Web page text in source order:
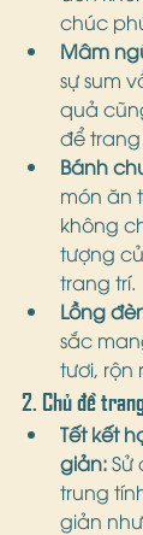
chúc
Mâm
sự sum
quả
để
Bánh
món ăn
không
tượng
trang trí.
Lồng
sắc
tươi, rộn
2. Chủ đề
Tết kết
giản: Sử
trung
giản